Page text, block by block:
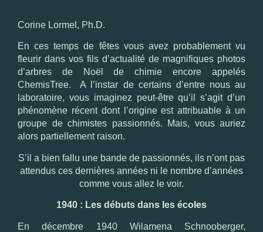
Corine Lormel, Ph.D.
En ces temps de fêtes vous avez probablement vu
fleurir dans vos fils d’actualité de magnifiques photos
d’arbres de Noël de chimie encore appelés
ChemisTree. A l’instar de certains d’entre nous au
laboratoire, vous imaginez peut-être qu’il s’agit d’un
phénomène récent dont l’origine est attribuable à un
groupe de chimistes passionnés. Mais, vous auriez
alors partiellement raison.
S’il a bien fallu une bande de passionnés, ils n’ont pas
attendus ces dernières années ni le nombre d’années
comme vous allez le voir.
1940 : Les débuts dans les écoles
En décembre 1940 Wilamena Schnooberger,